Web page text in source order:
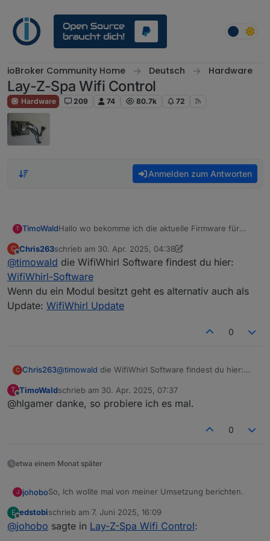
ioBroker Community Home Deutsch Hardware
Lay-Z-Spa Wifi Control
Hardware 209 74 80.7k 72
Anmelden zum Antworten
T TimoWaldHallo wo bekomme ich die aktuelle Firmware für
C
Offline
Chris263schrieb am 30. Apr. 2025, 04:38
zuletzt editiert von Chris263
@timowald die WifiWhirl Software findest du hier:
WifiWhirl-Software
Wenn du ein Modul besitzt geht es alternativ auch als
Update: WifiWhirl Update
0
C Chris263@timowald die WifiWhirl Software findest du hier:
Wenn du ein Modul besitzt geht es alternativ auch als
Update: WifiWhirl Update
T
Offline
TimoWaldschrieb am 30. Apr. 2025, 07:37
zuletzt editiert von
@hlgamer danke, so probiere ich es mal.
0
etwa einem Monat später
J johoboSo, Ich wollte mal von meiner Umsetzung berichten.
Ich habe den Lay-Z-Spa Miami mit dem >2021er
Pumpenmodul.
E
Offline
edstobischrieb am 7. Juni 2025, 16:09
zuletzt editiert von
@johobo sagte in Lay-Z-Spa Wifi Control: